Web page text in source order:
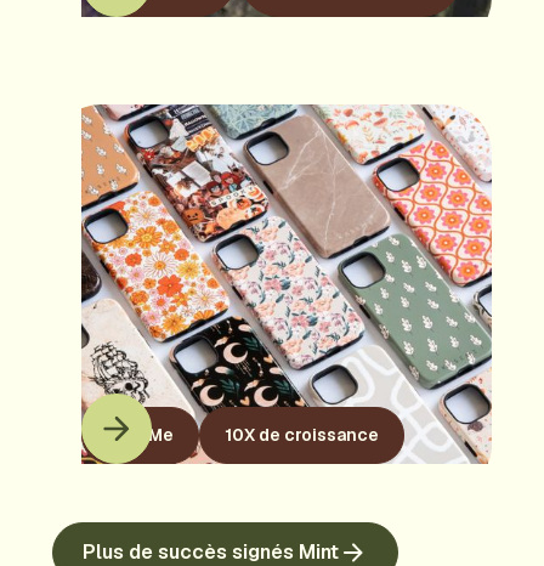
KaseMe 10X de croissance
Plus de succès signés Mint